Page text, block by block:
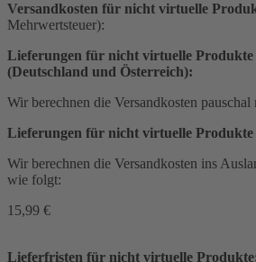
Versandkosten für nicht virtuelle
Mehrwertsteuer):
Lieferungen für nicht virtuelle
(Deutschland und Österreich):
Wir berechnen die Versandkosten
Lieferungen für nicht virtuelle Produkte
Wir berechnen die Versandkosten ins
wie folgt:
15,99 €
Lieferfristen für nicht virtuelle